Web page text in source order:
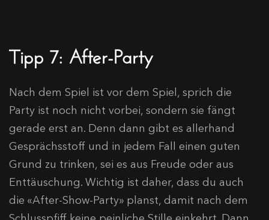
Tipp 7: After-Party
Nach dem Spiel ist vor dem Spiel, sprich die
Party ist noch nicht vorbei, sondern sie fängt
gerade erst an. Denn dann gibt es allerhand
Gesprächsstoff und in jedem Fall einen guten
Grund zu trinken, sei es aus Freude oder aus
Enttäuschung. Wichtig ist daher, dass du auch
die «After-Show-Party» planst, damit nach dem